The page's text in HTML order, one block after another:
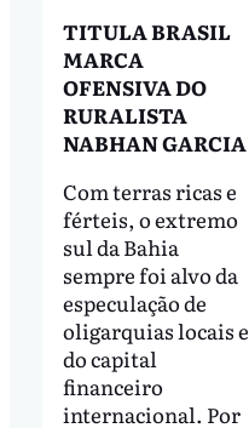
TITULA BRASIL
MARCA
OFENSIVA DO
RURALISTA
NABHAN GARCIA
Com terras ricas e
férteis, o extremo
sul da Bahia
sempre foi alvo da
especulação de
oligarquias locais e
do capital
financeiro
internacional. Por